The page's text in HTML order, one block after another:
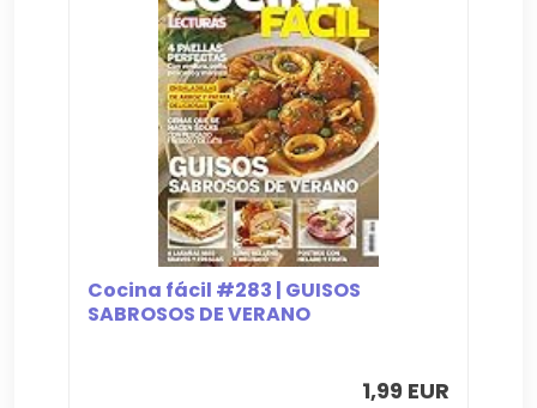
Cocina fácil #283 | GUISOS
SABROSOS DE VERANO
1,99 EUR